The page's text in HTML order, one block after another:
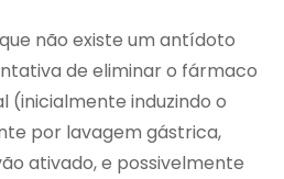
não existe um antídoto
de eliminar o fármaco
induzindo o
por lavagem gástrica,
ativado, e possivelmente